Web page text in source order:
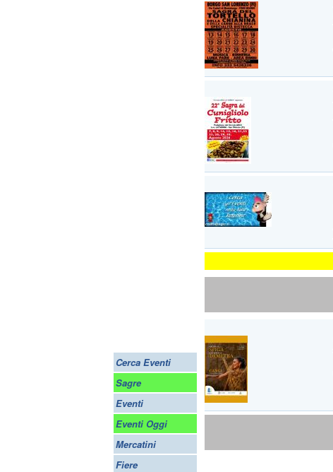
Cerca Eventi
Sagre
Eventi
Eventi Oggi
Mercatini
Fiere